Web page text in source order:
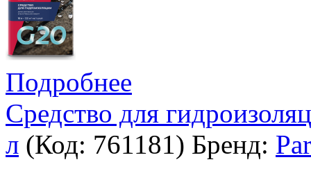
Подробнее
Средство для
л (Код: 761181) Бренд: